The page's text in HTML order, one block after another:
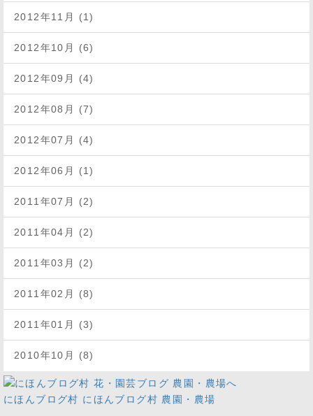
2012年11月 (1)
2012年10月 (6)
2012年09月 (4)
2012年08月 (7)
2012年07月 (4)
2012年06月 (1)
2011年07月 (2)
2011年04月 (2)
2011年03月 (2)
2011年02月 (8)
2011年01月 (3)
2010年10月 (8)
にほんブログ村 にほんブログ村 農園・農場